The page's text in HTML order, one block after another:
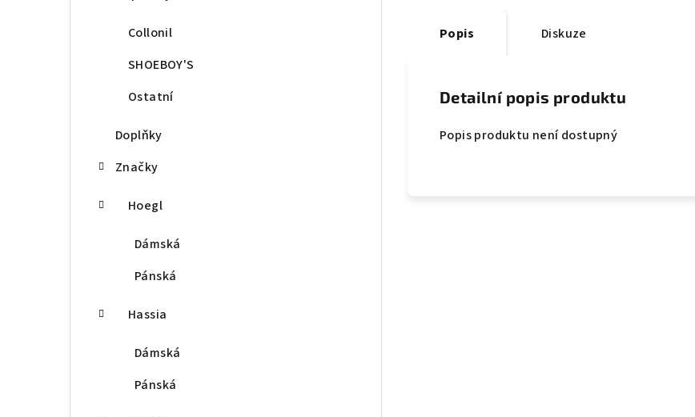
Collonil
SHOEBOY'S
Ostatní
Doplňky
Značky
Hoegl
Dámská
Pánská
Hassia
Dámská
Pánská
Popis Diskuze
Detailní popis produktu
Popis produktu není dostupný